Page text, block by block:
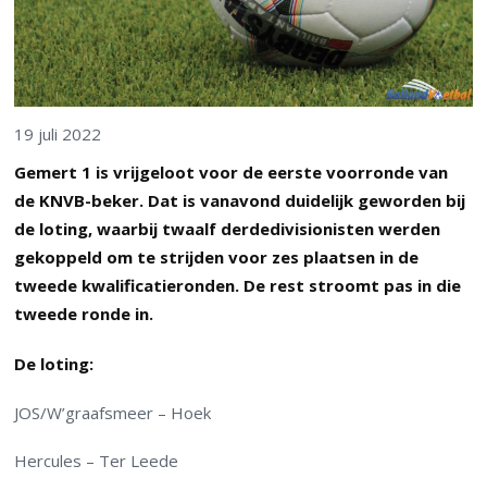
19 juli 2022
Gemert 1 is vrijgeloot voor de eerste voorronde van
de KNVB-beker. Dat is vanavond duidelijk geworden bij
de loting, waarbij twaalf derdedivisionisten werden
gekoppeld om te strijden voor zes plaatsen in de
tweede kwalificatieronden. De rest stroomt pas in die
tweede ronde in.
De loting:
JOS/W’graafsmeer – Hoek
Hercules – Ter Leede